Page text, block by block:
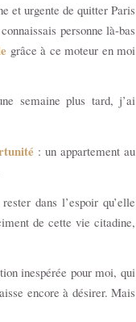
et urgente de quitter Paris
personne là-bas
grâce à ce moteur en moi
semaine plus tard, j’ai
: un appartement au
dans l’espoir qu’elle
de cette vie citadine,
inespérée pour moi, qui
encore à désirer. Mais